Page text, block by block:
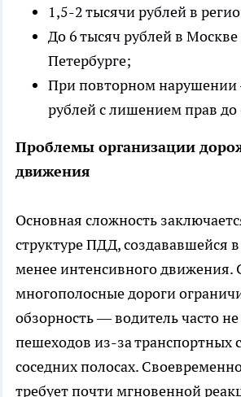
1,5-2 тысячи рублей в
До 6 тысяч рублей в
Петербурге;
При повторном
рублей с лишением прав до
Проблемы организации
движения
Основная сложность
структуре ПДД, создававшейся
менее интенсивного
многополосные дороги
обзорность — водитель часто
пешеходов из-за транспортных
соседних полосах.
требует почти мгновенной